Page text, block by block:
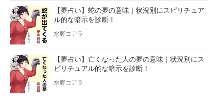
【夢占い】蛇の夢の意味｜状況別にスピリチュア
ル的な暗示を診断！
水野コアラ
【夢占い】亡くなった人の夢の意味｜状況別にス
ピリチュアル的な暗示を診断！
水野コアラ